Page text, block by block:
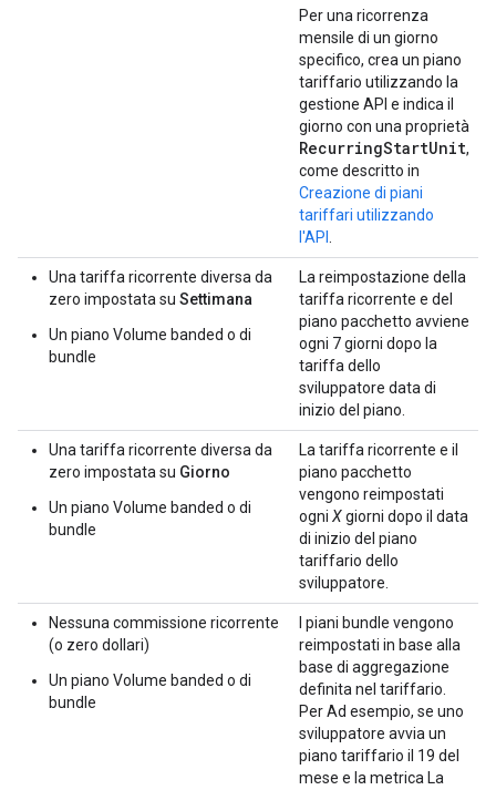
Per una ricorrenza
mensile di un giorno
specifico, crea un piano
tariffario utilizzando la
gestione API e indica il
giorno con una proprietà
RecurringStartUnit,
come descritto in
Creazione di piani
tariffari utilizzando
l'API
Una tariffa ricorrente diversa da
zero impostata su Settimana
Un piano Volume banded o di
bundle
La reimpostazione della
tariffa ricorrente e del
piano pacchetto avviene
ogni 7 giorni dopo la
tariffa dello
sviluppatore data di
inizio del piano.
Una tariffa ricorrente diversa da
zero impostata su Giorno
Un piano Volume banded o di
bundle
La tariffa ricorrente e il
piano pacchetto
vengono reimpostati
ogni Xgiorni dopo il data
di inizio del piano
tariffario dello
sviluppatore.
Nessuna commissione ricorrente
(o zero dollari)
Un piano Volume banded o di
bundle
I piani bundle vengono
reimpostati in base alla
base di aggregazione
definita nel tariffario.
Per Ad esempio, se uno
sviluppatore avvia un
piano tariffario il 19 del
mese e la metrica La